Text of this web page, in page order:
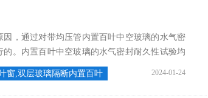
，通过对带均压管内置百叶中空玻璃的水气密
。内置百叶中空玻璃的水气密封耐久性试验均
窗,双层玻璃隔断内置百叶
2024-01-24